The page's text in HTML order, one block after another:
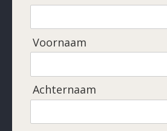
Voornaam
Achternaam